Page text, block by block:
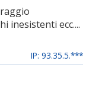
inesistenti ecc....
IP: 93.35.5.***